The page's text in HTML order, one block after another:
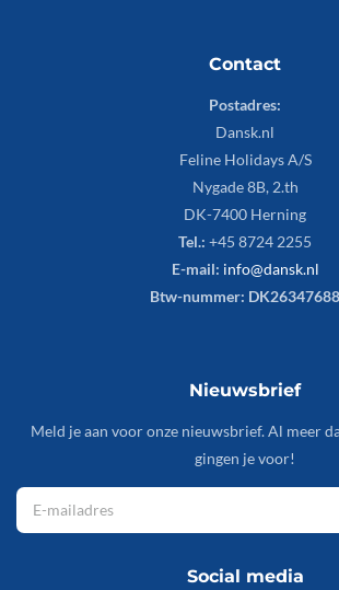
Contact
Postadres:
Dansk.nl
Feline Holidays A/S
Nygade 8B, 2.th
DK-7400 Herning
Tel.: +45 8724 2255
E-mail: info@dansk.nl
Btw-nummer: DK26347688
Nieuwsbrief
Meld je aan voor onze nieuwsbrief. Al meer
gingen je voor!
Social media